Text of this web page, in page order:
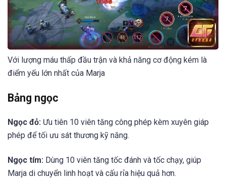
Với lượng máu thấp đầu trận và khả năng cơ động kém là
điểm yếu lớn nhất của Marja
Bảng ngọc
Ngọc đỏ: Ưu tiên 10 viên tăng công phép kèm xuyên giáp
phép để tối ưu sát thương kỹ năng.
Ngọc tím: Dùng 10 viên tăng tốc đánh và tốc chạy, giúp
Marja di chuyển linh hoạt và cấu rỉa hiệu quả hơn.